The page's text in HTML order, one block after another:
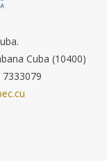
Cuba (10400)